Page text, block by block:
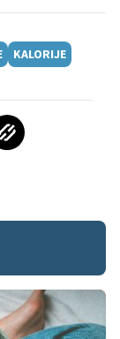
KALORIJE